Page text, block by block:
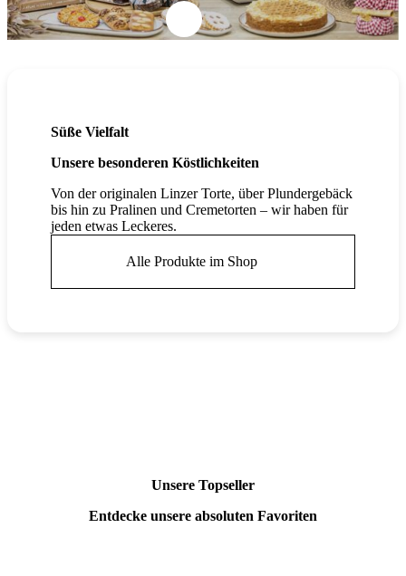
Süße Vielfalt
Unsere besonderen Köstlichkeiten
Von der originalen Linzer Torte, über Plundergebäck
bis hin zu Pralinen und Cremetorten – wir haben für
jeden etwas Leckeres.
Alle Produkte im Shop
Unsere Topseller
Entdecke unsere absoluten Favoriten